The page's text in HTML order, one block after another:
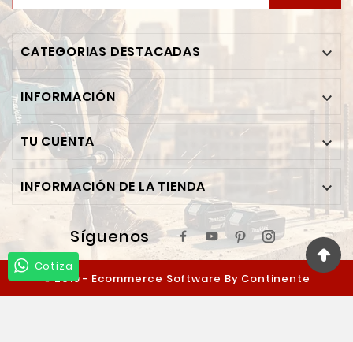
CATEGORIAS DESTACADAS 
INFORMACIÓN 
TU CUENTA 
INFORMACIÓN DE LA TIENDA 
Síguenos
© 2019 - Ecommerce Software By Continente
Ferretero™
Cotiza